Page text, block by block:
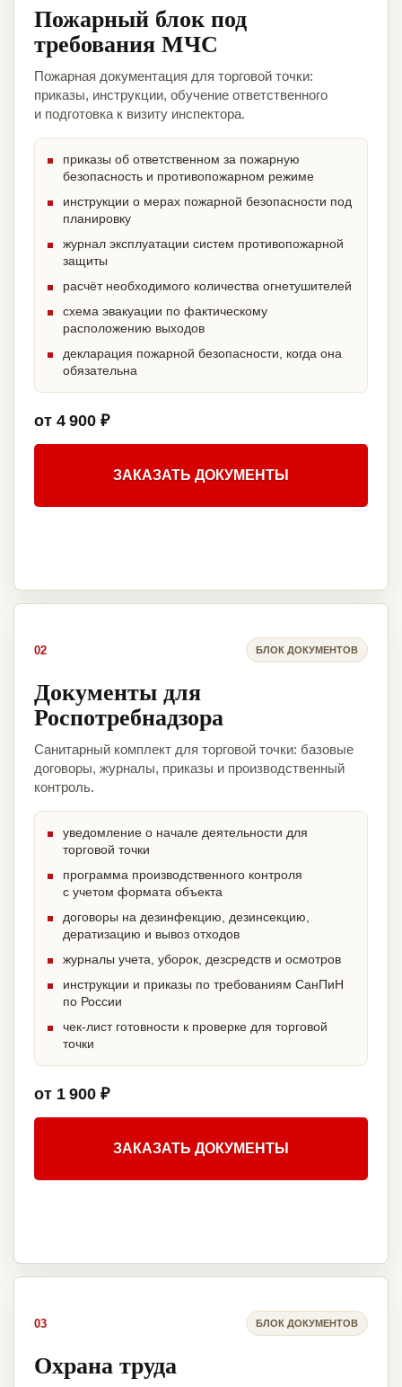
Пожарный блок под
требования МЧС
Пожарная документация для торговой точки:
приказы, инструкции, обучение ответственного
и подготовка к визиту инспектора.
приказы об ответственном за пожарную
безопасность и противопожарном режиме
инструкции о мерах пожарной безопасности под
планировку
журнал эксплуатации систем противопожарной
защиты
расчёт необходимого количества огнетушителей
схема эвакуации по фактическому
расположению выходов
декларация пожарной безопасности, когда она
обязательна
от 4 900 ₽
ЗАКАЗАТЬ ДОКУМЕНТЫ
02 БЛОК ДОКУМЕНТОВ
Документы для
Роспотребнадзора
Санитарный комплект для торговой точки: базовые
договоры, журналы, приказы и производственный
контроль.
уведомление о начале деятельности для
торговой точки
программа производственного контроля
с учетом формата объекта
договоры на дезинфекцию, дезинсекцию,
дератизацию и вывоз отходов
журналы учета, уборок, дезсредств и осмотров
инструкции и приказы по требованиям СанПиН
по России
чек-лист готовности к проверке для торговой
точки
от 1 900 ₽
ЗАКАЗАТЬ ДОКУМЕНТЫ
03 БЛОК ДОКУМЕНТОВ
Охрана труда